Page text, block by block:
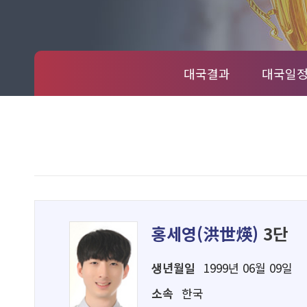
대국결과 대국일
홍세영(洪世煐) 3단
생년월일 1999년 06월 09일
소속 한국